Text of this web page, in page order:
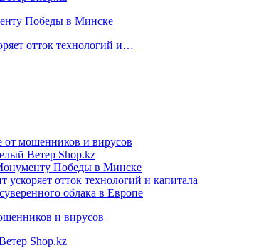
Победы в Минске
отток технологий и…
от мошенников и вирусов
Ветер Shop.kz
Победы в Минске
отток технологий и капитала
облака в Европе
и вирусов
Shop.kz